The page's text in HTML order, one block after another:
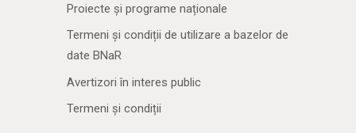
Proiecte și programe naționale
Termeni și condiții de utilizare a bazelor de
date BNaR
Avertizori în interes public
Termeni și condiții